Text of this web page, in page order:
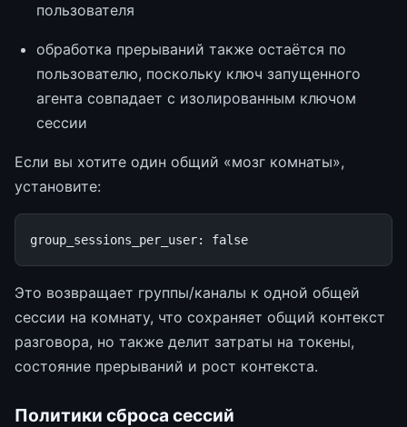
пользователя
обработка прерываний также остаётся по
пользователю, поскольку ключ запущенного
агента совпадает с изолированным ключом
сессии
Если вы хотите один общий «мозг комнаты»,
установите:
group_sessions_per_user: false
Это возвращает группы/каналы к одной общей
сессии на комнату, что сохраняет общий контекст
разговора, но также делит затраты на токены,
состояние прерываний и рост контекста.
Политики сброса сессий